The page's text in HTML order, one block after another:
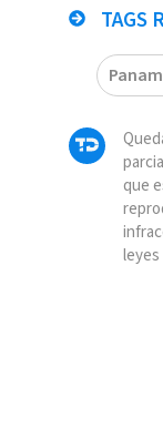
TAGS
que
leyes